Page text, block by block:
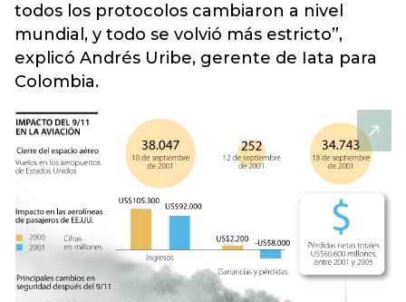
todos los protocolos cambiaron a nivel
mundial, y todo se volvió más estricto”,
explicó Andrés Uribe, gerente de Iata para
Colombia.